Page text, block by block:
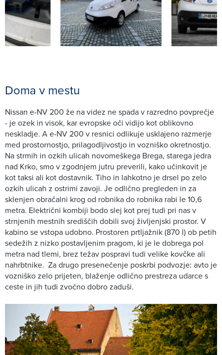
Doma v mestu
Nissan e-NV 200 že na videz ne spada v razredno povprečje
- je ozek in visok, kar evropske oči vidijo kot oblikovno
neskladje. A e-NV 200 v resnici odlikuje usklajeno razmerje
med prostornostjo, prilagodljivostjo in vozniško okretnostjo.
Na strmih in ozkih ulicah novomeškega Brega, starega jedra
nad Krko, smo v zgodnjem jutru preverili, kako učinkovit je
kot taksi ali kot dostavnik. Tiho in lahkotno je drsel po zelo
ozkih ulicah z ostrimi zavoji. Je odlično pregleden in za
sklenjen obračalni krog od robnika do robnika rabi le 10,6
metra. Električni kombiji bodo slej kot prej tudi pri nas v
strnjenih mestnih središčih dobili svoj življenjski prostor. V
kabino se vstopa udobno. Prostoren prtljažnik (870 l) ob petih
sedežih z nizko postavljenim pragom, ki je le dobrega pol
metra nad tlemi, brez težav pospravi tudi velike kovčke ali
nahrbtnike. Za drugo presenečenje poskrbi podvozje: avto je
vozniško zelo prijeten, blaženje odlično prestreza udarce s
ceste in jih tudi zvočno dobro zaduši.